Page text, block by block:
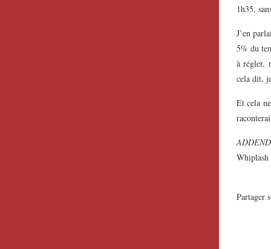
1h35,
J’en
5% du
à régler,
cela dit,
Et cela
Whiplash
Partager